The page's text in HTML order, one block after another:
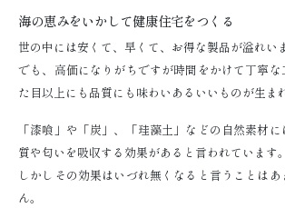
海の恵みをいかして健康住宅をつくる
世の中には安くて、早くて、お得な製品が溢れい
でも、高価になりがちですが時間をかけて丁寧
た目以上にも品質にも味わいあるいいものが生ま
「漆喰」や「炭」、「珪藻土」などの自然素材
質や匂いを吸収する効果があると言われています。
しかしその効果はいづれ無くなると言うことは
ん。